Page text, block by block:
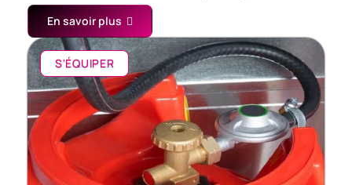
En savoir plus
S'ÉQUIPER